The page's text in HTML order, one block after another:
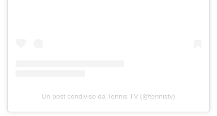
Un post condiviso da Tennis TV (@tennistv)